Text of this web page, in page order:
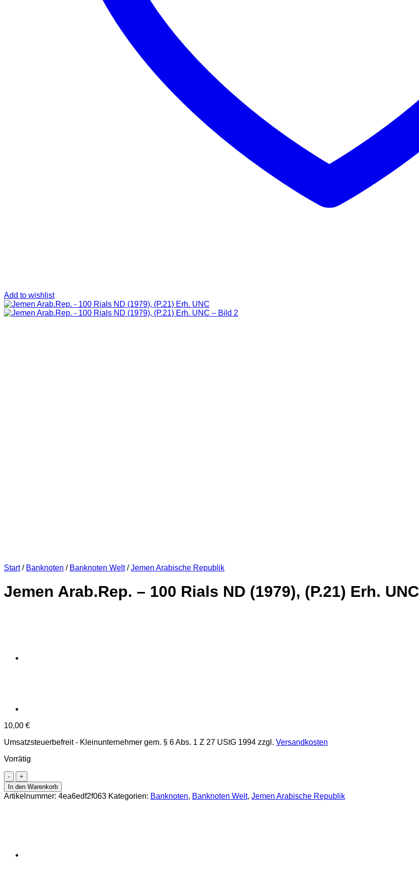
Add to wishlist
Start / Banknoten / Banknoten Welt / Jemen Arabische Republik
Jemen Arab.Rep. – 100 Rials ND (1979), (P.21) Erh. UNC
10,00 €
Umsatzsteuerbefreit - Kleinunternehmer gem. § 6 Abs. 1 Z 27 UStG 1994 zzgl. Versandkosten
Vorrätig
Jemen
Arab.Rep.
-
100
UNC
In den Warenkorb
Artikelnummer: 4ea6edf2f063 Kategorien: Banknoten, Banknoten Welt, Jemen Arabische Republik